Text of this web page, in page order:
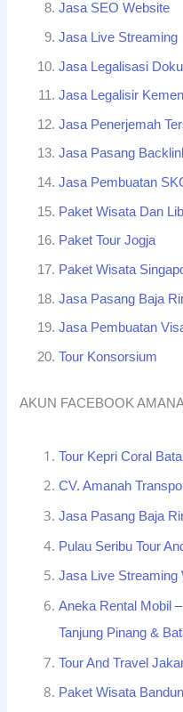
Jasa SEO Website
Jasa Live Streaming
Jasa Legalisasi
Jasa Legalisir
Jasa Penerjemah
Jasa Pasang
Jasa Pembuatan
Paket Wisata Dan
Paket Tour Jogja
Paket Wisata
Jasa Pasang Baja
Jasa Pembuatan
Tour Konsorsium
AKUN FACEBOOK
Tour Kepri Coral
CV. Amanah
Jasa Pasang Baja
Pulau Seribu Tour
Jasa Live Streaming
Aneka Rental Mobil
Tanjung Pinang &
Tour And Travel
Paket Wisata